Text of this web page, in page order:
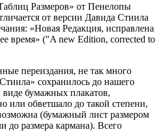
Размеров» от Пенелопы
от версии Давида Стиила
«Новая Редакция, исправлена
время» ("A new Edition, corrected to
переиздания, не так много
сохранилось до нашего
бумажных плакатов,
или обветшало до такой степени,
(бумажный лист размером
до размера кармана). Всего